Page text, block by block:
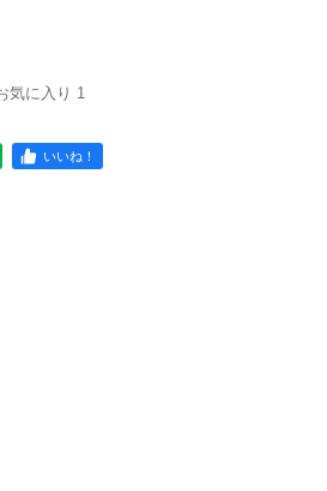
気に入り 1
いいね！